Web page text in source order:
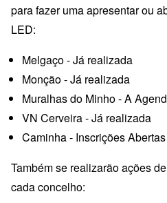
para fazer uma apresentar ou
LED:
Melgaço - Já realizada
Monção - Já realizada
Muralhas do Minho - A
VN Cerveira - Já realizada
Caminha - Inscrições
Também se realizarão ações
cada concelho: